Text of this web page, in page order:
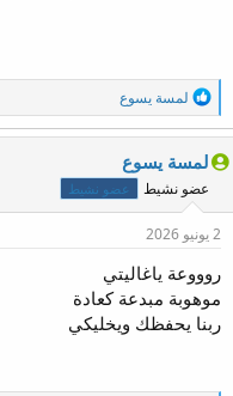
ا
ل
ت
ا
ع
ا
ت
لمسة يسوع
لمسة يسوع
عضو نشيط عضو نشيط
2 يونيو 2026
روووعة ياغاليتي
موهوبة مبدعة كعادة
ربنا يحفظك ويخليكي